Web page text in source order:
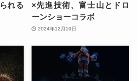
れる
×先進技術、富士山とドロ
ーンショーコラボ
2024年12月10日